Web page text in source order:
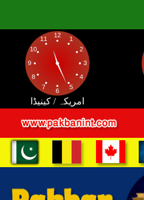
امریکہ / کینیڈا